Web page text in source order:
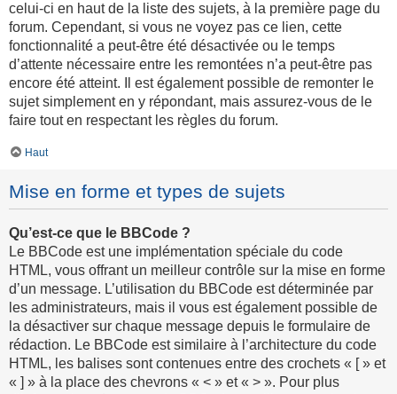
celui-ci en haut de la liste des sujets, à la première page du
forum. Cependant, si vous ne voyez pas ce lien, cette
fonctionnalité a peut-être été désactivée ou le temps
d’attente nécessaire entre les remontées n’a peut-être pas
encore été atteint. Il est également possible de remonter le
sujet simplement en y répondant, mais assurez-vous de le
faire tout en respectant les règles du forum.
Haut
Mise en forme et types de sujets
Qu’est-ce que le BBCode ?
Le BBCode est une implémentation spéciale du code
HTML, vous offrant un meilleur contrôle sur la mise en forme
d’un message. L’utilisation du BBCode est déterminée par
les administrateurs, mais il vous est également possible de
la désactiver sur chaque message depuis le formulaire de
rédaction. Le BBCode est similaire à l’architecture du code
HTML, les balises sont contenues entre des crochets « [ » et
« ] » à la place des chevrons « < » et « > ». Pour plus